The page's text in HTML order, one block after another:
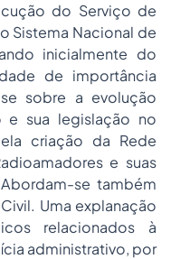
do Serviço de
Sistema Nacional de
inicialmente do
de importância
sobre a evolução
e sua legislação no
criação da Rede
e suas
se também
Uma explanação
relacionados à
administrativo, por